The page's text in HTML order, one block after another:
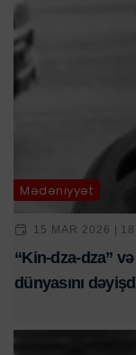
Mədəniyyət
15 MAR 2026 |
“Kin-dza-dza”
dünyasını